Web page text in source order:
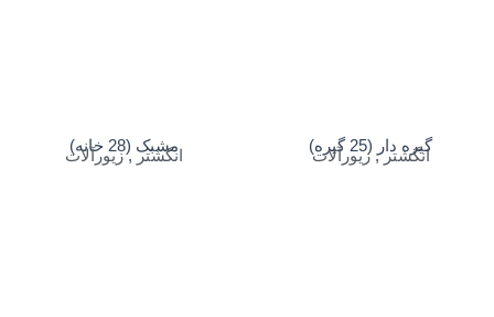
گیره دار (25 گیره)
انگشتر, زیورآلات
مشبک (28 خانه)
انگشتر , زیورآلات